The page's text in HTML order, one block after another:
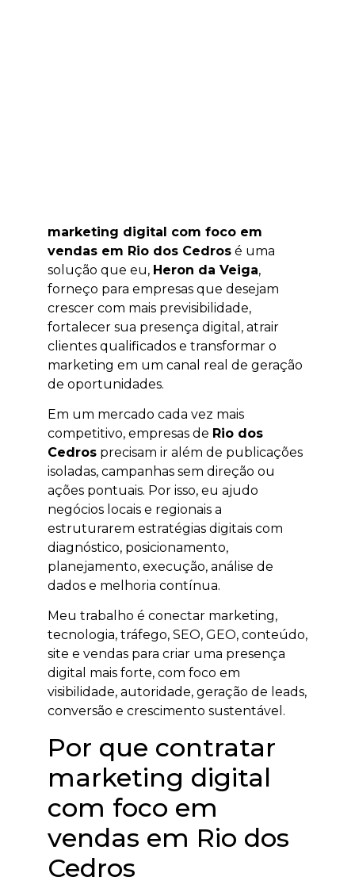
marketing digital com foco em
vendas em Rio dos Cedros é uma
solução que eu, Heron da Veiga,
forneço para empresas que desejam
crescer com mais previsibilidade,
fortalecer sua presença digital, atrair
clientes qualificados e transformar o
marketing em um canal real de geração
de oportunidades.
Em um mercado cada vez mais
competitivo, empresas de Rio dos
Cedros precisam ir além de publicações
isoladas, campanhas sem direção ou
ações pontuais. Por isso, eu ajudo
negócios locais e regionais a
estruturarem estratégias digitais com
diagnóstico, posicionamento,
planejamento, execução, análise de
dados e melhoria contínua.
Meu trabalho é conectar marketing,
tecnologia, tráfego, SEO, GEO, conteúdo,
site e vendas para criar uma presença
digital mais forte, com foco em
visibilidade, autoridade, geração de leads,
conversão e crescimento sustentável.
Por que contratar
marketing digital
com foco em
vendas em Rio dos
Cedros